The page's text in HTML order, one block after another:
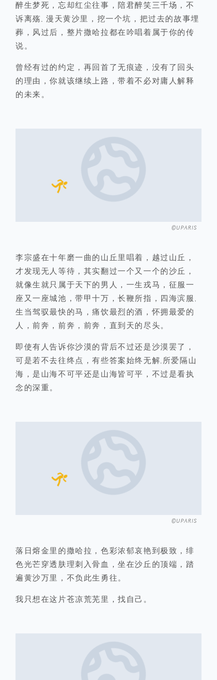
醉生梦死，忘却红尘往事，陪君醉笑三千场，不
诉离殇. 漫天黄沙里，挖一个坑，把过去的故事埋
葬，风过后，整片撒哈拉都在吟唱着属于你的传
说。
曾经有过的约定，再回首了无痕迹，没有了回头
的理由，你就该继续上路，带着不必对庸人解释
的未来。
©UPARIS
李宗盛在十年磨一曲的山丘里唱着，越过山丘，
才发现无人等待，其实翻过一个又一个的沙丘，
就像生就只属于天下的男人，一生戎马，征服一
座又一座城池，带甲十万，长鞭所指，四海滨服.
生当驾驭最快的马，痛饮最烈的酒，怀拥最爱的
人，前奔，前奔，前奔，直到天的尽头。
即使有人告诉你沙漠的背后不过还是沙漠罢了，
可是若不去往终点，有些答案始终无解.所爱隔山
海，是山海不可平还是山海皆可平，不过是看执
念的深重。
©UPARIS
落日熔金里的撒哈拉，色彩浓郁哀艳到极致，绯
色光芒穿透肤理刺入骨血，坐在沙丘的顶端，踏
遍黄沙万里，不负此生勇往。
我只想在这片苍凉荒芜里，找自己。